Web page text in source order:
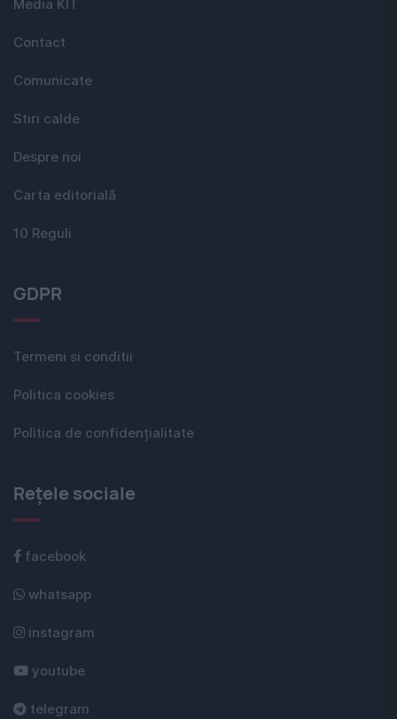
Media KIT
Contact
Comunicate
Stiri calde
Despre noi
Carta editorială
10 Reguli
GDPR
Termeni si conditii
Politica cookies
Politica de confidențialitate
Rețele sociale
facebook
whatsapp
instagram
youtube
telegram